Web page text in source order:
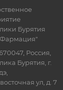
Бурятия
Россия,
Бурятия, г.
ул, д. 7